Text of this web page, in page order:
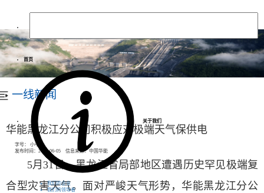
首页
关于我们
我们的企业
我们的领导者
一线新闻
华能黑龙江分公司积极应对极端天气保供电
字号： 小中
大
发布时间：2026-06-05 信息来源：中国华能
5月31日，黑龙江省局部地区遭遇历史罕见极端复
合型灾害天气。 面对严峻天气形势，华能黑龙江分公